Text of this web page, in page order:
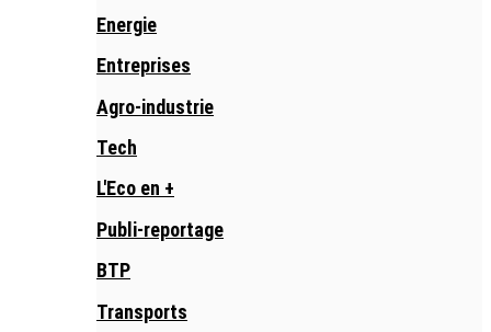
Energie
Entreprises
Agro-industrie
Tech
L'Eco en +
Publi-reportage
BTP
Transports